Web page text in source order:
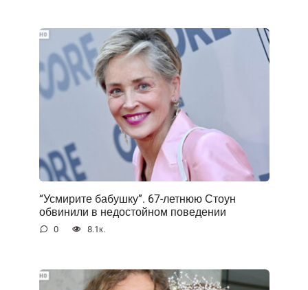
“Усмирите бабушку”. 67-летнюю Стоун
обвинили в недостойном поведении
0 8.1к.